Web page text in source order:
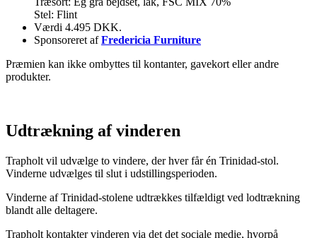
Stel: Flint
Værdi 4.495 DKK.
Sponsoreret afFredericia Furniture
Præmien kan ikke ombyttes til kontanter, gavekort eller andre
produkter.
Udtrækning af vinderen
Trapholt vil udvælge to vindere, der hver får én Trinidad-stol.
Vinderne udvælges til slut i udstillingsperioden.
Vinderne af Trinidad-stolene udtrækkes tilfældigt ved lodtrækning
blandt alle deltagere.
Trapholt kontakter vinderen via det det sociale medie, hvorpå